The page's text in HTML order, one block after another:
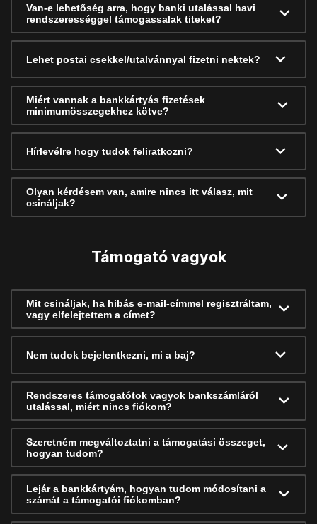
Van-e lehetőség arra, hogy banki utalással havi
rendszerességgel támogassalak titeket?
Lehet postai csekkel/utalvánnyal fizetni nektek?
Miért vannak a bankkártyás fizetések
minimumösszegekhez kötve?
Hírlevélre hogy tudok feliratkozni?
Olyan kérdésem van, amire nincs itt válasz, mit
csináljak?
Támogató vagyok
Mit csináljak, ha hibás e-mail-címmel regisztráltam,
vagy elfelejtettem a címet?
Nem tudok bejelentkezni, mi a baj?
Rendszeres támogatótok vagyok bankszámláról
utalással, miért nincs fiókom?
Szeretném megváltoztatni a támogatási összeget,
hogyan tudom?
Lejár a bankkártyám, hogyan tudom módosítani a
számát a támogatói fiókomban?